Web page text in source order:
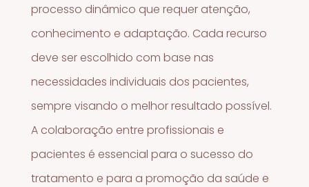
processo dinâmico que requer atenção,
conhecimento e adaptação. Cada recurso
deve ser escolhido com base nas
necessidades individuais dos pacientes,
sempre visando o melhor resultado possível.
A colaboração entre profissionais e
pacientes é essencial para o sucesso do
tratamento e para a promoção da saúde e